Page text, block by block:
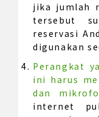
jika jumlah
tersebut
reservasi
digunakan
Perangkat
ini harus
dan
internet